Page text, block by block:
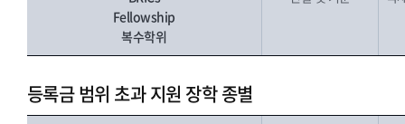
Fellowship
복수학위
등록금 범위 초과 지원 장학 종별